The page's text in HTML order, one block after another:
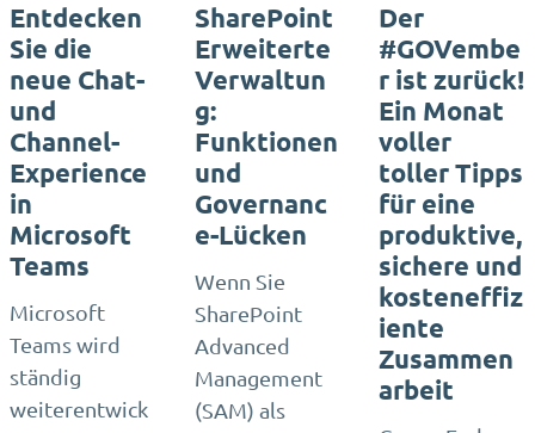
Entdecken
Sie die
neue Chat-
und
Channel-
Experience
in
Microsoft
Teams
Microsoft
Teams wird
ständig
weiterentwick
SharePoint
Erweiterte
Verwaltun
g:
Funktionen
und
Governanc
e-Lücken
Wenn Sie
SharePoint
Advanced
Management
(SAM) als
Der
#GOVembe
r ist zurück!
Ein Monat
voller
toller Tipps
für eine
produktive,
sichere und
kosteneffiz
iente
Zusammen
arbeit